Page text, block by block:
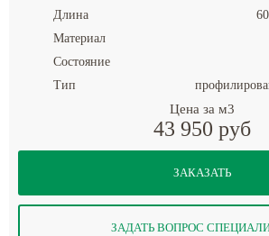
Длина
Материал
Состояние
Тип
Цена за м3
43 950 руб
ЗАКАЗАТЬ
ЗАДАТЬ ВОПРОС